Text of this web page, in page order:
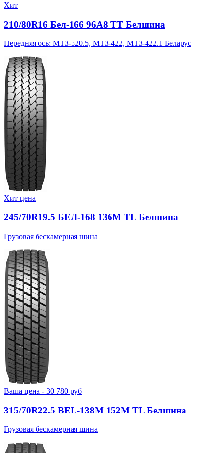
Хит
210/80R16 Бел-166 96A8 TT Белшина
Передняя ось: МТЗ-320.5, МТЗ-422, МТЗ-422.1 Беларус
Хит цена
245/70R19.5 БЕЛ-168 136M TL Белшина
Грузовая бескамерная шина
Ваша цена - 30 780 руб
315/70R22.5 BEL-138М 152M TL Белшина
Грузовая бескамерная шина